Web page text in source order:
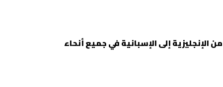
الإنجليزية إلى الإسبانية في جميع أنحاء